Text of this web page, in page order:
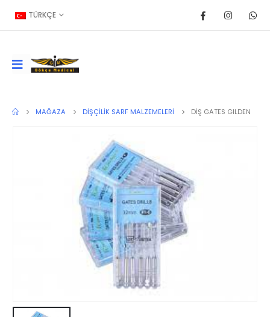
TÜRKÇE
MAĞAZA DIŞÇILIK SARF MALZEMELERI DİŞ GATES GILDEN